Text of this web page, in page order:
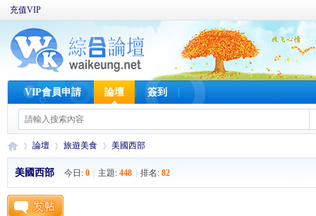
充值VIP
VIP會員申請 論壇 簽到
W
論壇
›
旅遊美食 美國西部
美國西部 今日: 0 主題: 448 排名: 82